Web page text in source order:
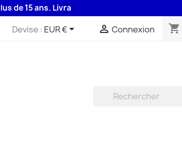
ans. Livraison 48H assurée par la Poste .
Devise : EUR €  Connexion shopping_cart